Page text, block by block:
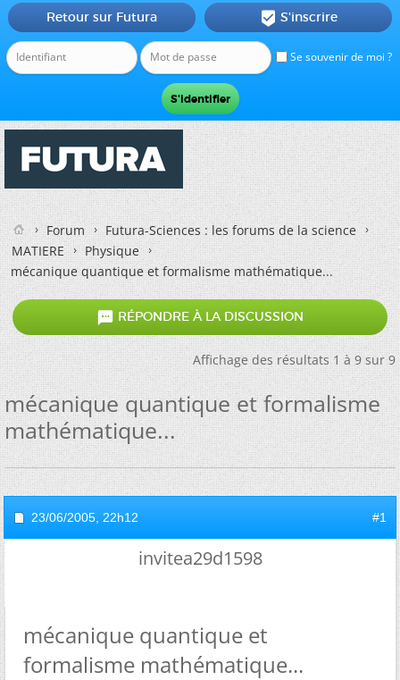
Se souvenir de moi ?
Retour sur Futura  S'inscrire
Forum
Futura-Sciences : les forums de la science
MATIERE
Physique
mécanique quantique et formalisme mathématique...
 RÉPONDRE À LA DISCUSSION
Affichage des résultats 1 à 9 sur 9
mécanique quantique et formalisme
mathématique...
23/06/2005, 22h12 #1
invitea29d1598
mécanique quantique et
formalisme mathématique...